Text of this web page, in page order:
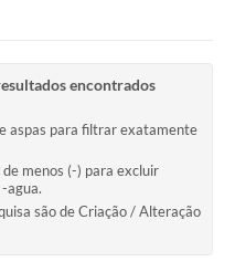
encontrados
aspas para filtrar exatamente
menos (-) para excluir
agua.
são de Criação / Alteração